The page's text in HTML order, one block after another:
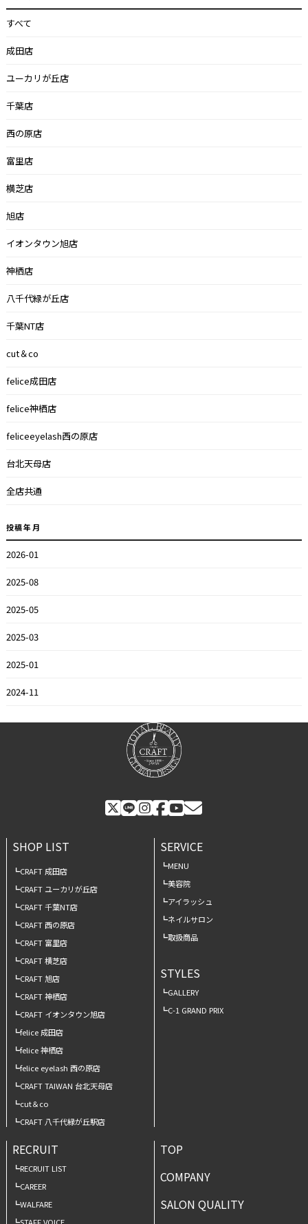
すべて
成田店
ユーカリが丘店
千葉店
西の原店
富里店
横芝店
旭店
イオンタウン旭店
神栖店
八千代緑が丘店
千葉NT店
cut＆co
felice成田店
felice神栖店
feliceeyelash西の原店
台北天母店
全店共通
投稿年月
2026-01
2025-08
2025-05
2025-03
2025-01
2024-11
SHOP LIST
CRAFT 成田店
CRAFT ユーカリが丘店
CRAFT 千葉NT店
CRAFT 西の原店
CRAFT 富里店
CRAFT 横芝店
CRAFT 旭店
CRAFT 神栖店
CRAFT イオンタウン旭店
felice 成田店
felice 神栖店
felice eyelash 西の原店
CRAFT TAIWAN 台北天母店
cut＆co
CRAFT 八千代緑が丘駅店
SERVICE
MENU
美容院
アイラッシュ
ネイルサロン
取扱商品
STYLES
GALLERY
C-1 GRAND PRIX
RECRUIT
RECRUIT LIST
CAREER
WALFARE
STAFF VOICE
TOP
COMPANY
SALON QUALITY